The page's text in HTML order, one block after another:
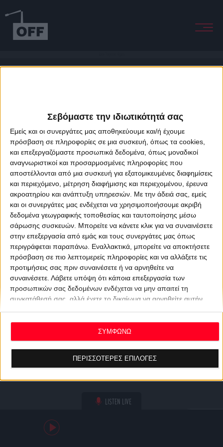
Σεβόμαστε την ιδιωτικότητά σας
Εμείς και οι συνεργάτες μας αποθηκεύουμε και/ή έχουμε
πρόσβαση σε πληροφορίες σε μια συσκευή, όπως τα cookies,
και επεξεργαζόμαστε προσωπικά δεδομένα, όπως μοναδικοί
αναγνωριστικοί και προσαρμοσμένες πληροφορίες που
αποστέλλονται από μια συσκευή για εξατομικευμένες διαφημίσεις
και περιεχόμενο, μέτρηση διαφήμισης και περιεχομένου, έρευνα
ακροατηρίου και ανάπτυξη υπηρεσιών. Με την άδειά σας, εμείς
και οι συνεργάτες μας ενδέχεται να χρησιμοποιήσουμε ακριβή
δεδομένα γεωγραφικής τοποθεσίας και ταυτοποίησης μέσω
σάρωσης συσκευών. Μπορείτε να κάνετε κλικ για να συναινέσετε
στην επεξεργασία από εμάς και τους συνεργάτες μας όπως
περιγράφεται παραπάνω. Εναλλακτικά, μπορείτε να αποκτήσετε
πρόσβαση σε πιο λεπτομερείς πληροφορίες και να αλλάξετε τις
προτιμήσεις σας πριν συναινέσετε ή να αρνηθείτε να
συναινέσετε. Λάβετε υπόψη ότι κάποια επεξεργασία των
προσωπικών σας δεδομένων ενδέχεται να μην απαιτεί τη
συγκατάθεσή σας, αλλά έχετε το δικαίωμα να αρνηθείτε αυτήν
ανακαλέσετε τη συγκατάθεσή σας ανά πάσα στιγμή
επιστρέφοντας σε αυτόν τον ιστότοπο και κάνοντας κλικ στο
κουμπί "Απορρήτου" στο κάτω μέρος της ιστοσελίδας.
ΠΕΡΙΣΣΟΤΕΡΕΣ ΕΠΙΛΟΓΕΣ
ΣΥΜΦΩΝΩ
LISTEN LIVE
About Offradio Business Class Terms & Conditions
Privacy Policy
Designed & developed byporcupine colors&Fotis Alexandrou